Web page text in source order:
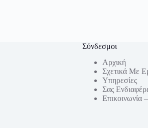
Σύνδεσμοι
Αρχική
Σχετικά Με
Υπηρεσίες
Σας
Επικοινωνία